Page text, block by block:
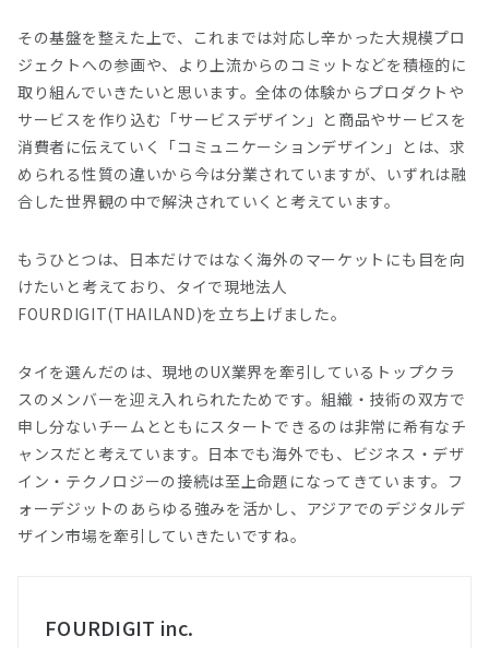
その基盤を整えた上で、これまでは対応し辛かった大規模プロ
ジェクトへの参画や、より上流からのコミットなどを積極的に
取り組んでいきたいと思います。全体の体験からプロダクトや
サービスを作り込む「サービスデザイン」と商品やサービスを
消費者に伝えていく「コミュニケーションデザイン」とは、求
められる性質の違いから今は分業されていますが、いずれは融
合した世界観の中で解決されていくと考えています。
もうひとつは、日本だけではなく海外のマーケットにも目を向
けたいと考えており、タイで現地法人
FOURDIGIT(THAILAND)を立ち上げました。
タイを選んだのは、現地のUX業界を牽引しているトップクラ
スのメンバーを迎え入れられたためです。組織・技術の双方で
申し分ないチームとともにスタートできるのは非常に希有なチ
ャンスだと考えています。日本でも海外でも、ビジネス・デザ
イン・テクノロジーの接続は至上命題になってきています。フ
ォーデジットのあらゆる強みを活かし、アジアでのデジタルデ
ザイン市場を牽引していきたいですね。
FOURDIGIT inc.